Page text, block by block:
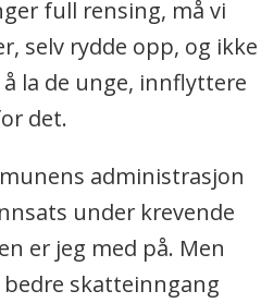
full rensing, må vi
selv rydde opp, og ikke
la de unge, innflyttere
det.
administrasjon
under krevende
er jeg med på. Men
skatteinngang